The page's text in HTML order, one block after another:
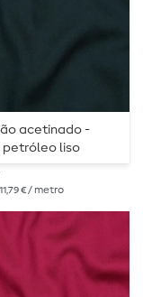
acetinado -
petróleo liso
11,79 € / metro